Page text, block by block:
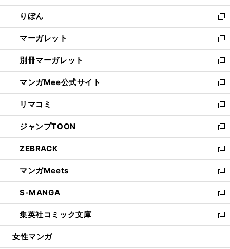
開
く
ウ
で
開
く
ン
ド
ウ
で
開
く
ウ
ィ
ン
ド
ウ
で
開
く
りぼん
新
し
い
ウ
ィ
ン
ド
ウ
で
開
く
マーガレット
新
し
い
ウ
ィ
ン
ド
ウ
で
開
く
別冊マーガレット
新
し
い
ウ
ィ
ン
ド
ウ
で
開
く
マンガMee公式サイト
新
し
い
ウ
ィ
ン
ド
ウ
で
開
く
リマコミ
新
し
い
ウ
ィ
ン
ド
ウ
で
開
く
ジャンプTOON
新
し
い
ウ
ィ
ン
ド
ウ
で
開
ZEBRACK
新
し
い
ウ
ィ
ン
ド
ウ
マンガMeets
新
し
い
ウ
ィ
ン
S-MANGA
新
し
い
ウ
集英社コミック文庫
新
し
女性マンガ